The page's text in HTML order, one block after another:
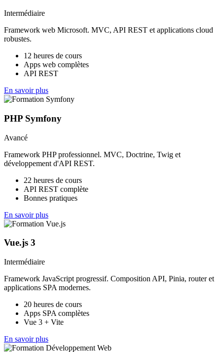
Intermédiaire
Framework web Microsoft. MVC, API REST et applications cloud
robustes.
12 heures de cours
Apps web complètes
API REST
En savoir plus
PHP Symfony
Avancé
Framework PHP professionnel. MVC, Doctrine, Twig et
développement d'API REST.
22 heures de cours
API REST complète
Bonnes pratiques
En savoir plus
Vue.js 3
Intermédiaire
Framework JavaScript progressif. Composition API, Pinia, router et
applications SPA modernes.
20 heures de cours
Apps SPA complètes
Vue 3 + Vite
En savoir plus